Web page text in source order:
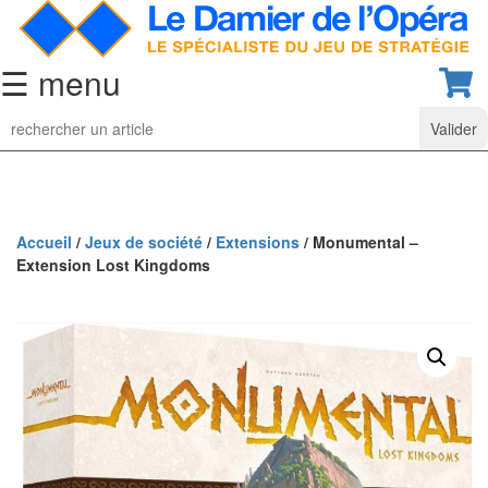
☰ menu
Jeu
d’Echecs
collection
classiques
d’échecs
classiques
Coffrets
Accueil / Jeux de société / Extensions / Monumental –
Extension Lost Kingdoms